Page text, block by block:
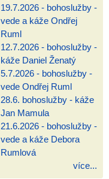
19.7.2026 - bohoslužby -
vede a káže Ondřej
Ruml
12.7.2026 - bohoslužby -
káže Daniel Ženatý
5.7.2026 - bohoslužby -
vede Ondřej Ruml
28.6. bohoslužby - káže
Jan Mamula
21.6.2026 - bohoslužby -
vede a káže Debora
Rumlová
více...